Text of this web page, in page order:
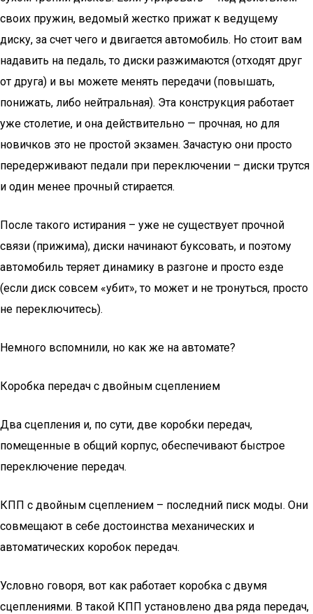
своих пружин, ведомый жестко прижат к ведущему
диску, за счет чего и двигается автомобиль. Но стоит вам
надавить на педаль, то диски разжимаются (отходят друг
от друга) и вы можете менять передачи (повышать,
понижать, либо нейтральная). Эта конструкция работает
уже столетие, и она действительно — прочная, но для
новичков это не простой экзамен. Зачастую они просто
передерживают педали при переключении – диски трутся
и один менее прочный стирается.
После такого истирания – уже не существует прочной
связи (прижима), диски начинают буксовать, и поэтому
автомобиль теряет динамику в разгоне и просто езде
(если диск совсем «убит», то может и не тронуться, просто
не переключитесь).
Немного вспомнили, но как же на автомате?
Коробка передач с двойным сцеплением
Два сцепления и, по сути, две коробки передач,
помещенные в общий корпус, обеспечивают быстрое
переключение передач.
КПП с двойным сцеплением – последний писк моды. Они
совмещают в себе достоинства механических и
автоматических коробок передач.
Условно говоря, вот как работает коробка с двумя
сцеплениями. В такой КПП установлено два ряда передач,